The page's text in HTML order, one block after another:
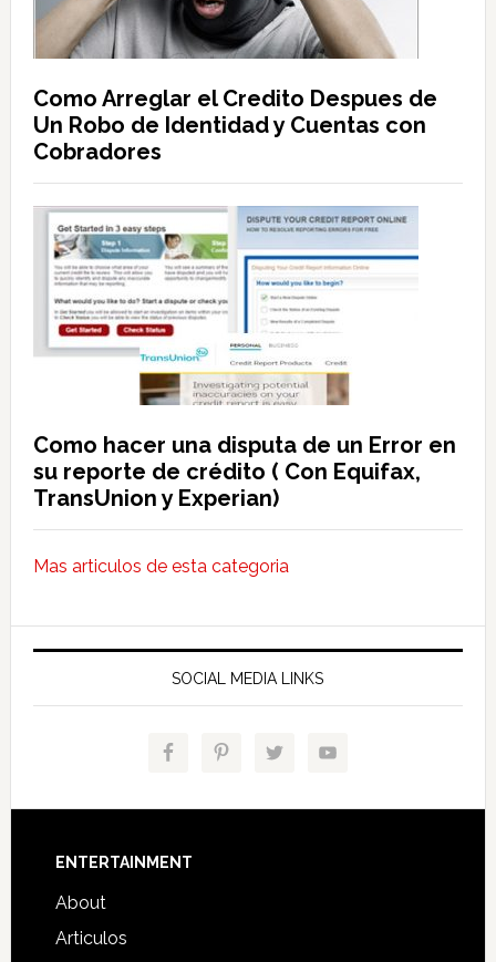
Como Arreglar el Credito Despues de
Un Robo de Identidad y Cuentas con
Cobradores
Como hacer una disputa de un Error en
su reporte de crédito ( Con Equifax,
TransUnion y Experian)
Mas articulos de esta categoria
SOCIAL MEDIA LINKS
Footer
ENTERTAINMENT
About
Articulos